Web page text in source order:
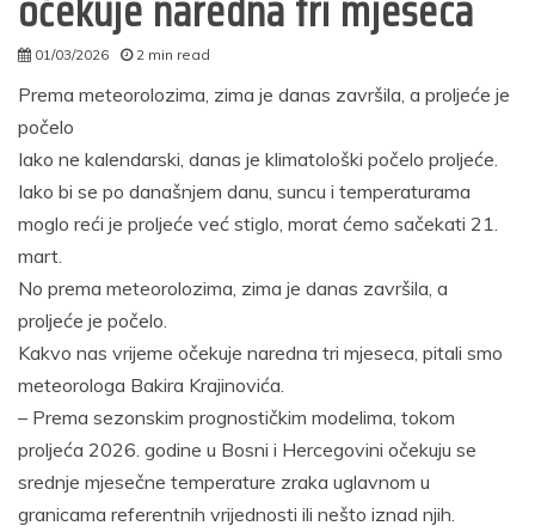
01/03/2026
2 min read
Prema meteorolozima, zima je danas završila, a proljeće je
počelo
Iako ne kalendarski, danas je klimatološki počelo proljeće.
Iako bi se po današnjem danu, suncu i temperaturama
moglo reći je proljeće već stiglo, morat ćemo sačekati 21.
mart.
No prema meteorolozima, zima je danas završila, a
proljeće je počelo.
Kakvo nas vrijeme očekuje naredna tri mjeseca, pitali smo
meteorologa Bakira Krajinovića.
– Prema sezonskim prognostičkim modelima, tokom
proljeća 2026. godine u Bosni i Hercegovini očekuju se
srednje mjesečne temperature zraka uglavnom u
granicama referentnih vrijednosti ili nešto iznad njih.